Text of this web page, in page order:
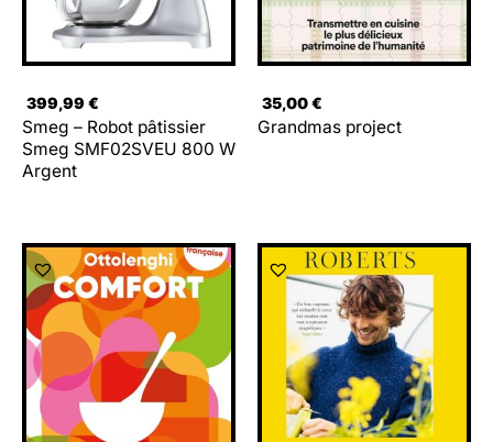
399,99 €
Smeg – Robot pâtissier
Smeg SMF02SVEU 800 W
Argent
35,00€
Grandmas project